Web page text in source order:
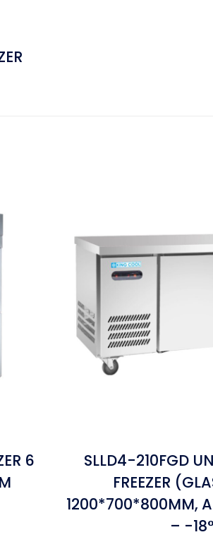
6
SLLD4-210FGD
FREEZER
1200*700*800MM,
– -